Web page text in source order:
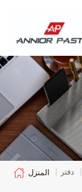
المنزل | دفتر |